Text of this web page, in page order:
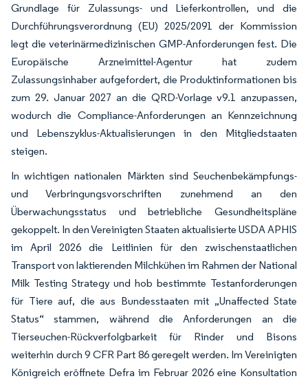
Grundlage für Zulassungs- und Lieferkontrollen, und die
Durchführungsverordnung (EU) 2025/2091 der Kommission
legt die veterinärmedizinischen GMP-Anforderungen fest. Die
Europäische Arzneimittel-Agentur hat zudem
Zulassungsinhaber aufgefordert, die Produktinformationen bis
zum 29. Januar 2027 an die QRD-Vorlage v9.1 anzupassen,
wodurch die Compliance-Anforderungen an Kennzeichnung
und Lebenszyklus-Aktualisierungen in den Mitgliedstaaten
steigen.
In wichtigen nationalen Märkten sind Seuchenbekämpfungs-
und Verbringungsvorschriften zunehmend an den
Überwachungsstatus und betriebliche Gesundheitspläne
gekoppelt. In den Vereinigten Staaten aktualisierte USDA APHIS
im April 2026 die Leitlinien für den zwischenstaatlichen
Transport von laktierenden Milchkühen im Rahmen der National
Milk Testing Strategy und hob bestimmte Testanforderungen
für Tiere auf, die aus Bundesstaaten mit „Unaffected State
Status“ stammen, während die Anforderungen an die
Tierseuchen-Rückverfolgbarkeit für Rinder und Bisons
weiterhin durch 9 CFR Part 86 geregelt werden. Im Vereinigten
Königreich eröffnete Defra im Februar 2026 eine Konsultation